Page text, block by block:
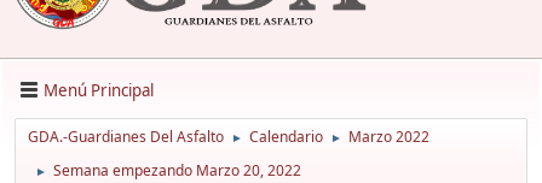
Menú Principal
GDA.-Guardianes Del Asfalto ► Calendario ► Marzo 2022
► Semana empezando Marzo 20, 2022